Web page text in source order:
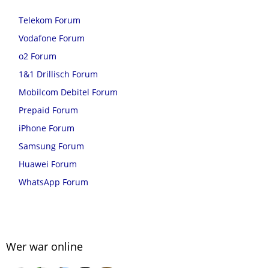
Telekom Forum
Vodafone Forum
o2 Forum
1&1 Drillisch Forum
Mobilcom Debitel Forum
Prepaid Forum
iPhone Forum
Samsung Forum
Huawei Forum
WhatsApp Forum
Wer war online